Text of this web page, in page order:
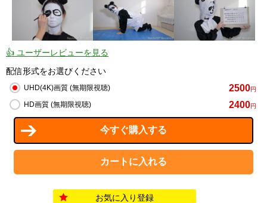
👍 ユーザーレビューを見る
配信形式をお選びください
UHD(4K)画質 (無期限視聴) 2500円
HD画質 (無期限視聴) 2400円
お気に入り登録